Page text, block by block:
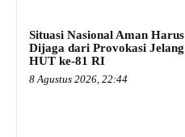
Situasi Nasional Aman Harus
Dijaga dari Provokasi Jelang
HUT ke-81 RI
8 Agustus 2026, 22:44